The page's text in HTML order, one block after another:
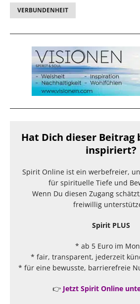
VERBUNDENHEIT
Hat Dich dieser
inspiriert?
Spirit Online ist ein werbefreier,
für spirituelle Tiefe und
Wenn Du diesen Zugang
freiwillig
Spirit PLUS
* ab 5 Euro im
* fair, transparent, jederzeit
* für eine bewusste, barrierefreie
👉 Jetzt Spirit Online